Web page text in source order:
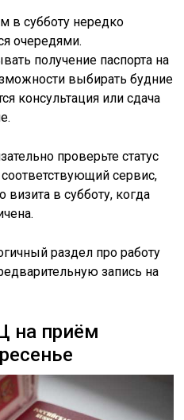
в субботу нередко
очередями.
получение паспорта на
выбирать будние
консультация или сдача
проверьте статус
соответствующий сервис,
визита в субботу, когда
раздел про работу
запись на
на приём